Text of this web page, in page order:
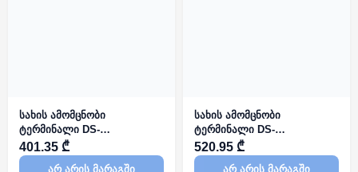
სახის ამომცნობი
ტერმინალი DS-
K1T320MFWX-B
401.35 ₾
არ არის მარაგში
სახის ამომცნობი
ტერმინალი DS-
K1T321MFWX-B
520.95 ₾
არ არის მარაგში